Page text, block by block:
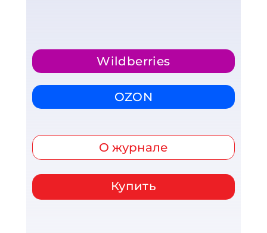
Wildberries
OZON
О журнале
Купить